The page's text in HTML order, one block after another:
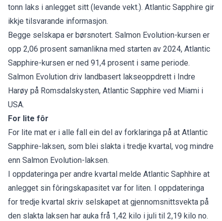
tonn laks i anlegget sitt (levande vekt.). Atlantic Sapphire gir
ikkje tilsvarande informasjon.
Begge selskapa er børsnotert. Salmon Evolution-kursen er
opp 2,06 prosent samanlikna med starten av 2024, Atlantic
Sapphire-kursen er ned 91,4 prosent i same periode.
Salmon Evolution driv landbasert lakseoppdrett i Indre
Harøy på Romsdalskysten, Atlantic Sapphire ved Miami i
USA.
For lite fôr
For lite mat er i alle fall ein del av forklaringa på at Atlantic
Sapphire-laksen, som blei slakta i tredje kvartal, vog mindre
enn Salmon Evolution-laksen.
I oppdateringa per andre kvartal melde Atlantic Saphhire at
anlegget sin fôringskapasitet var for liten. I oppdateringa
for tredje kvartal skriv selskapet at gjennomsnittsvekta på
den slakta laksen har auka frå 1,42 kilo i juli til 2,19 kilo no.